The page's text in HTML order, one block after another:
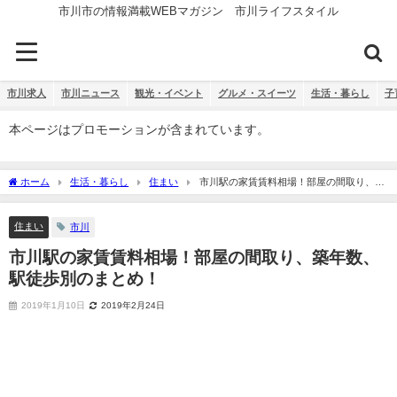
市川市の情報満載WEBマガジン 市川ライフスタイル
市川求人 市川ニュース 観光・イベント グルメ・スイーツ 生活・暮らし 子
本ページはプロモーションが含まれています。
ホーム 生活・暮らし 住まい
市川駅の家賃賃料相場！部屋の間取り、築
年数、駅徒歩別のまとめ！
住まい 市川
市川駅の家賃賃料相場！部屋の間取り、築年数、
駅徒歩別のまとめ！
2019年1月10日 2019年2月24日